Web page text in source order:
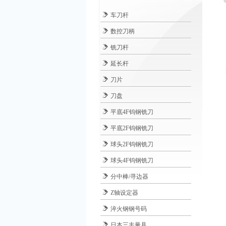
车刀杆
数控刀柄
铣刀杆
延长杆
刀片
刀盘
平底4F钨钢铣刀
平底2F钨钢铣刀
球头2F钨钢铣刀
球头4F钨钢铣刀
分中棒/寻边器
Z轴设定器
淬火钢钢号码